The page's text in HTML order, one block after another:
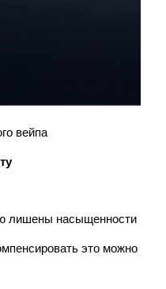
вейпа
лишены насыщенности
это можно